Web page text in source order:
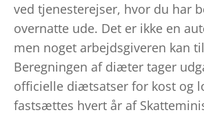
ved tjenesterejser, hvor du har
overnatte ude. Det er ikke en
men noget arbejdsgiveren kan
Beregningen af diæter tager
officielle diætsatser for kost og
fastsættes hvert år af